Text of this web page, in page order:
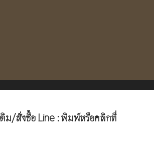
ม/สั่งซื้อ Line : พิมพ์หรือคลิกที่